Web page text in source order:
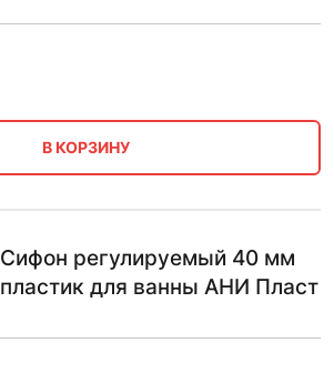
В КОРЗИНУ
Сифон регулируемый 40 мм
пластик для ванны АНИ Пласт